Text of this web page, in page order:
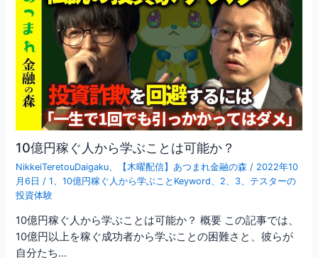
10億円稼ぐ人から学ぶことは可能か？
NikkeiTeretouDaigaku 【木曜配信】あつまれ金融の森 / 2022年10
月6日 /1 、10億円稼ぐ人から学ぶことKeyword 2 3
テスターの
投資体験
10億円稼ぐ人から学ぶことは可能か？ 概要 この記事では、
10億円以上を稼ぐ成功者から学ぶことの困難さと、彼らが
自分たち…